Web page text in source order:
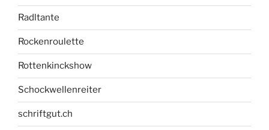
Radltante
Rockenroulette
Rottenkinckshow
Schockwellenreiter
schriftgut.ch